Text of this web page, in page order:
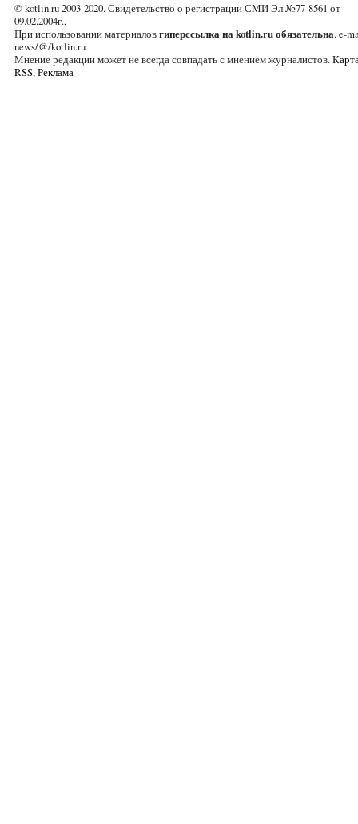
© kotlin.ru 2003-2020. Свидетельство о регистрации СМИ Эл №77-8561 от
09.02.2004г.,
При использовании материаловгиперссылка на kotlin.ru обязательна. e-
news/@/kotlin.ru
Мнение редакции может не всегда совпадать с мнением журналистов.
RSS,Реклама